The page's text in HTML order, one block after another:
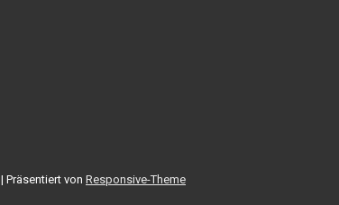
| Präsentiert von Responsive-Theme